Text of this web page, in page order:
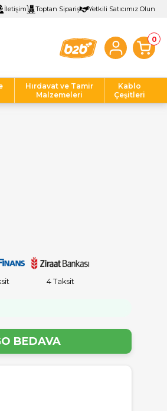
İletişim Toptan Sipariş Yetkili Satıcımız Olun
0
Hırdavat ve Tamir
Malzemeleri
Kablo
Çeşitleri
4 Taksit
BEDAVA